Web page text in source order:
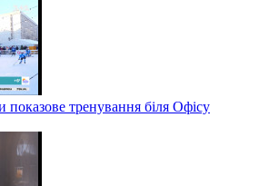
показове тренування біля Офісу